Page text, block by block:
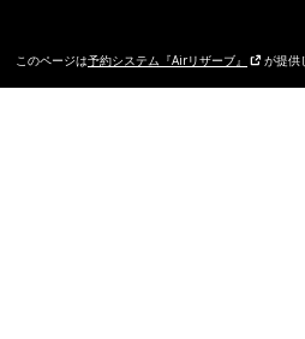
このページは予約システム『Airリザーブ』 が提供